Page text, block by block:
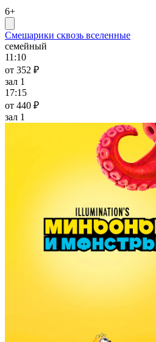
6+
Смешарики сквозь вселенные
семейный
11:10
от 352 ₽
зал 1
17:15
от 440 ₽
зал 1